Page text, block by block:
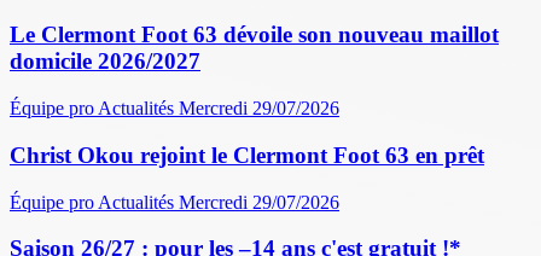
Le Clermont Foot 63 dévoile son nouveau maillot
domicile 2026/2027
Équipe pro Actualités Mercredi 29/07/2026
Christ Okou rejoint le Clermont Foot 63 en prêt
Équipe pro Actualités Mercredi 29/07/2026
Saison 26/27 : pour les –14 ans c'est gratuit !*